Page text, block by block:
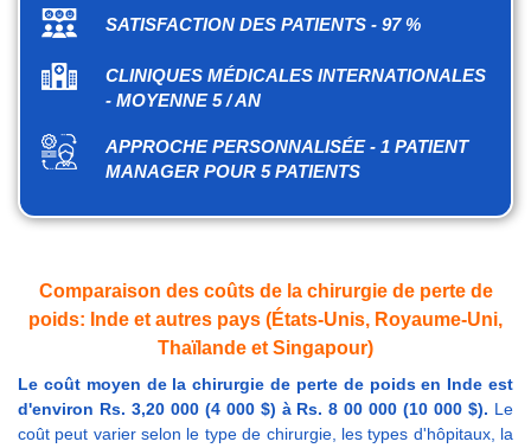
SATISFACTION DES PATIENTS - 97 %
CLINIQUES MÉDICALES INTERNATIONALES
- MOYENNE 5 / AN
APPROCHE PERSONNALISÉE - 1 PATIENT
MANAGER POUR 5 PATIENTS
Comparaison des coûts de la chirurgie de perte de
poids: Inde et autres pays (États-Unis, Royaume-Uni,
Thaïlande et Singapour)
Le coût moyen de la chirurgie de perte de poids en Inde est
d'environ Rs. 3,20 000 (4 000 $) à Rs. 8 00 000 (10 000 $). Le
coût peut varier selon le type de chirurgie, les types d'hôpitaux, la